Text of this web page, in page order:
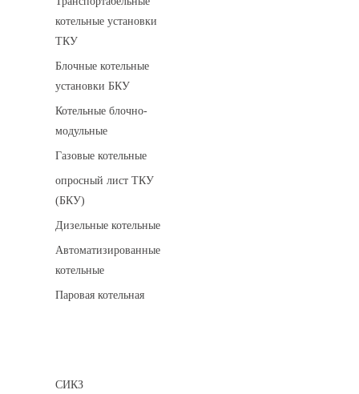
котельные установки
ТКУ
Блочные котельные
установки БКУ
Котельные блочно-
модульные
Газовые котельные
опросный лист ТКУ
(БКУ)
Дизельные котельные
Автоматизированные
котельные
Паровая котельная
СИКЗ